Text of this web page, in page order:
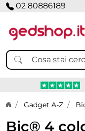
02 80886189
Home page
Gadget A-Z
Bic® 4